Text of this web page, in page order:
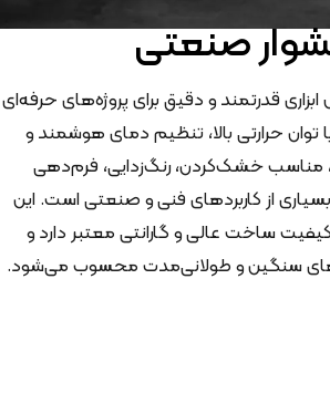
صنعتی
قدرتمند و دقیق برای پروژه‌های حرفه‌ای
حرارتی بالا، تنظیم دمای هوشمند و
مناسب خشک‌کردن، رنگ‌زدایی، فرم‌دهی
از کاربردهای فنی و صنعتی است. این
ساخت عالی و گارانتی معتبر دارد و
سنگین و طولانی‌مدت محسوب می‌شود.